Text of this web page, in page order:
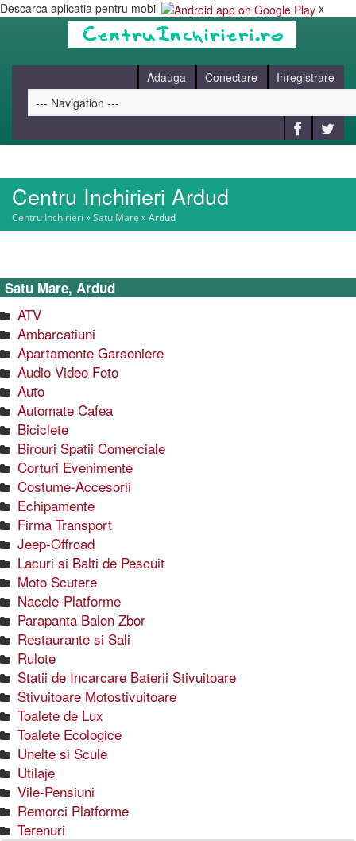
Descarca aplicatia pentru mobil x
Adauga Conectare Inregistrare
HOME
BLOG
CONTACT
Centru Inchirieri Ardud
Centru Inchirieri »Satu Mare »Ardud
Satu Mare, Ardud
ATV
Ambarcatiuni
Apartamente Garsoniere
Audio Video Foto
Auto
Automate Cafea
Biciclete
Birouri Spatii Comerciale
Corturi Evenimente
Costume-Accesorii
Echipamente
Firma Transport
Jeep-Offroad
Lacuri si Balti de Pescuit
Moto Scutere
Nacele-Platforme
Parapanta Balon Zbor
Restaurante si Sali
Rulote
Statii de Incarcare Baterii Stivuitoare
Stivuitoare Motostivuitoare
Toalete de Lux
Toalete Ecologice
Unelte si Scule
Utilaje
Vile-Pensiuni
Remorci Platforme
Terenuri